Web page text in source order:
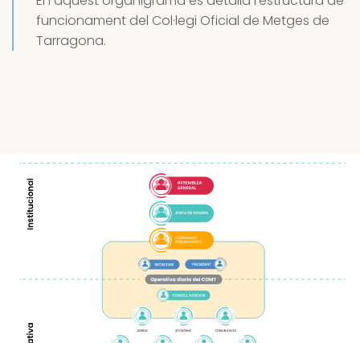
funcionament del Col·legi Oficial de Metges de
Tarragona.